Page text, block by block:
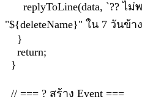
replyToLine(data, `?? ไม่
"${deleteName}" ใน 7 วันข้า
}
return;
}
// === ? สร้าง Event ===